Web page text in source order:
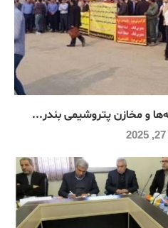
و مخازن پتروشیمی بندر...